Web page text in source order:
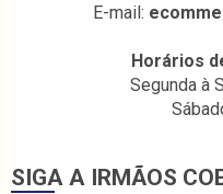
E-mail:
Horários
Segunda à
SIGA A IRMÃOS